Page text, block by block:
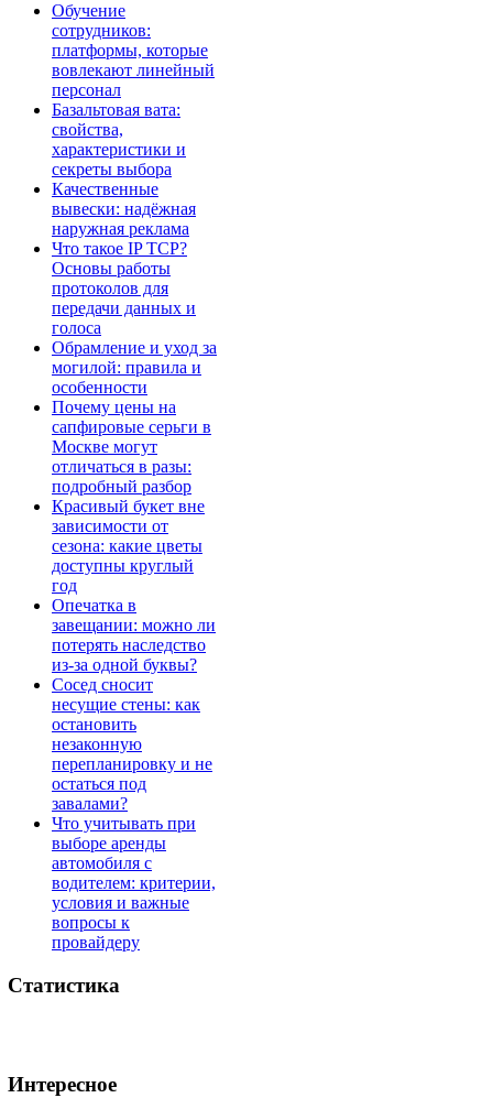
Обучение
сотрудников:
платформы, которые
вовлекают линейный
персонал
Базальтовая вата:
свойства,
характеристики и
секреты выбора
Качественные
вывески: надёжная
наружная реклама
Что такое IP TCP?
Основы работы
протоколов для
передачи данных и
голоса
Обрамление и уход за
могилой: правила и
особенности
Почему цены на
сапфировые серьги в
Москве могут
отличаться в разы:
подробный разбор
Красивый букет вне
зависимости от
сезона: какие цветы
доступны круглый
год
Опечатка в
завещании: можно ли
потерять наследство
из-за одной буквы?
Сосед сносит
несущие стены: как
остановить
незаконную
перепланировку и не
остаться под
завалами?
Что учитывать при
выборе аренды
автомобиля с
водителем: критерии,
условия и важные
вопросы к
провайдеру
Статистика
Интересное